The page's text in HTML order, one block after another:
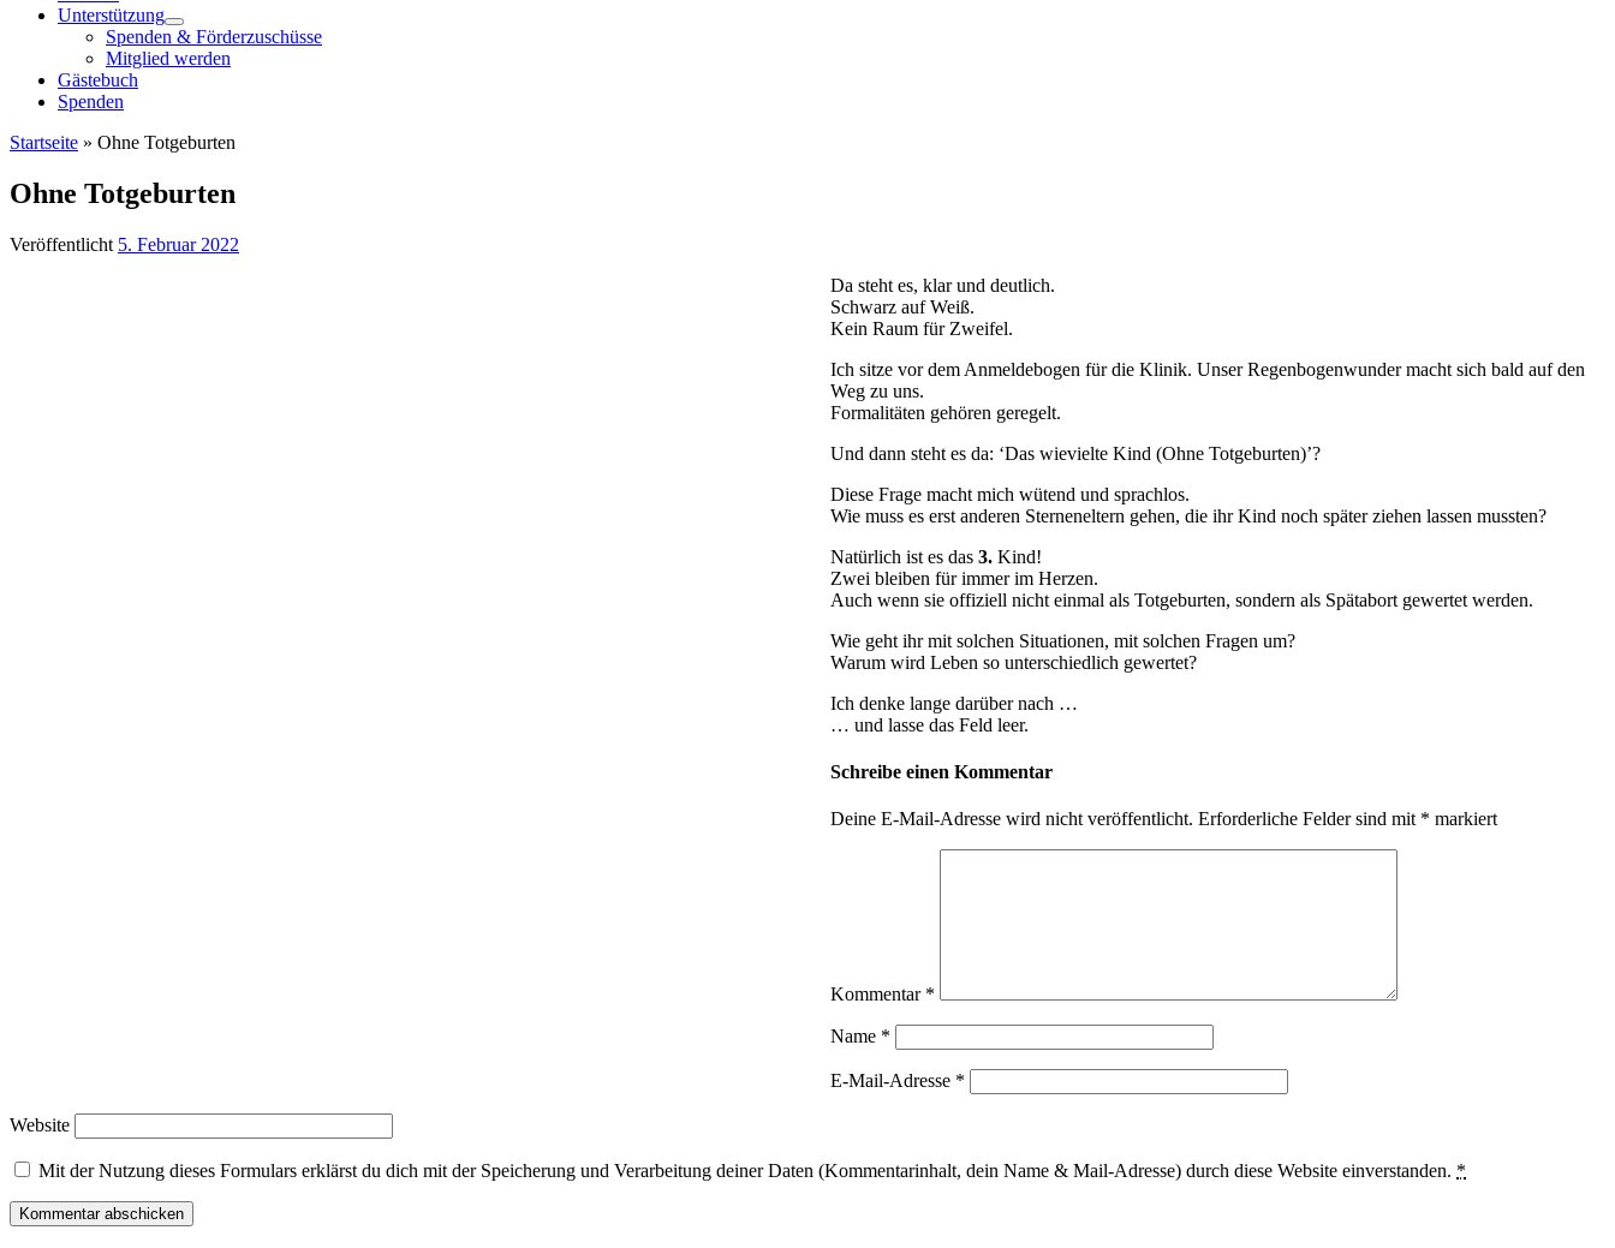
Unterstützung
Spenden & Förderzuschüsse
Mitglied werden
Gästebuch
Spenden
Startseite » Ohne Totgeburten
Ohne Totgeburten
Veröffentlicht 5. Februar 2022
Da steht es, klar und deutlich.
Schwarz auf Weiß.
Kein Raum für Zweifel.
Ich sitze vor dem Anmeldebogen für die Klinik. Unser Regenbogenwunder macht sich bald auf den
Weg zu uns.
Formalitäten gehören geregelt.
Und dann steht es da: ‘Das wievielte Kind (Ohne Totgeburten)’?
Diese Frage macht mich wütend und sprachlos.
Wie muss es erst anderen Sterneneltern gehen, die ihr Kind noch später ziehen lassen mussten?
Natürlich ist es das 3. Kind!
Zwei bleiben für immer im Herzen.
Auch wenn sie offiziell nicht einmal als Totgeburten, sondern als Spätabort gewertet werden.
Wie geht ihr mit solchen Situationen, mit solchen Fragen um?
Warum wird Leben so unterschiedlich gewertet?
Ich denke lange darüber nach …
… und lasse das Feld leer.
Schreibe einen Kommentar
Deine E-Mail-Adresse wird nicht veröffentlicht. Erforderliche Felder sind mit * markiert
Kommentar *
Name *
E-Mail-Adresse *
Website
Mit der Nutzung dieses Formulars erklärst du dich mit der Speicherung und Verarbeitung deiner Daten (Kommentarinhalt, dein Name & Mail-Adresse) durch diese Website einverstanden. *